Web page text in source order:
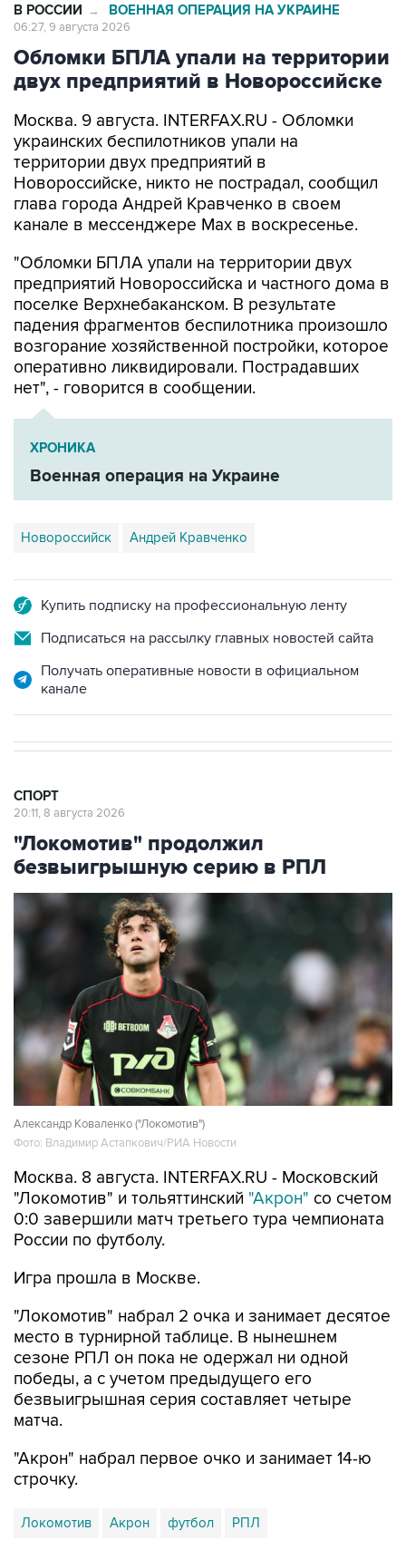
В РОССИИ → ВОЕННАЯ ОПЕРАЦИЯ НА УКРАИНЕ
06:27, 9 августа 2026
Обломки БПЛА упали на территории
двух предприятий в Новороссийске
Москва. 9 августа. INTERFAX.RU - Обломки
украинских беспилотников упали на
территории двух предприятий в
Новороссийске, никто не пострадал, сообщил
глава города Андрей Кравченко в своем
канале в мессенджере Max в воскресенье.
"Обломки БПЛА упали на территории двух
предприятий Новороссийска и частного дома в
поселке Верхнебаканском. В результате
падения фрагментов беспилотника произошло
возгорание хозяйственной постройки, которое
оперативно ликвидировали. Пострадавших
нет", - говорится в сообщении.
ХРОНИКА
Военная операция на Украине
Новороссийск Андрей Кравченко
Купить подписку на профессиональную ленту
Подписаться на рассылку главных новостей сайта
Получать оперативные новости в официальном
канале
СПОРТ
20:11, 8 августа 2026
"Локомотив" продолжил
безвыигрышную серию в РПЛ
Александр Коваленко ("Локомотив")
Фото: Владимир Астапкович/РИА Новости
Москва. 8 августа. INTERFAX.RU - Московский
"Локомотив" и тольяттинский "Акрон" со счетом
0:0 завершили матч третьего тура чемпионата
России по футболу.
Игра прошла в Москве.
"Локомотив" набрал 2 очка и занимает десятое
место в турнирной таблице. В нынешнем
сезоне РПЛ он пока не одержал ни одной
победы, а с учетом предыдущего его
безвыигрышная серия составляет четыре
матча.
"Акрон" набрал первое очко и занимает 14-ю
строчку.
Локомотив Акрон футбол РПЛ